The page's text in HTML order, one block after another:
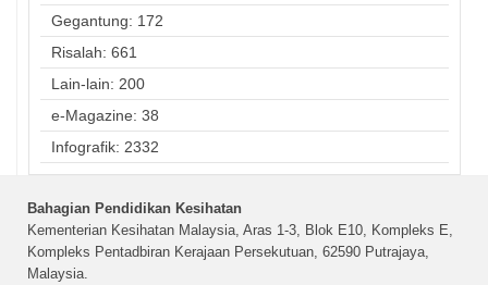
Gegantung: 172
Risalah: 661
Lain-lain: 200
e-Magazine: 38
Infografik: 2332
Bahagian Pendidikan Kesihatan
Kementerian Kesihatan Malaysia, Aras 1-3, Blok E10, Kompleks E,
Kompleks Pentadbiran Kerajaan Persekutuan, 62590 Putrajaya,
Malaysia.